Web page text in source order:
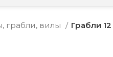
грабли, вилы Грабли